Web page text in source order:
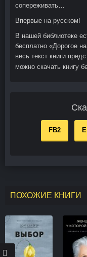
сопереживать…
Впервые на русском!
В нашей библиотеке
бесплатно «Дорогое
весь текст книги
можно скачать книгу
FB2
ПОХОЖИЕ КНИГИ